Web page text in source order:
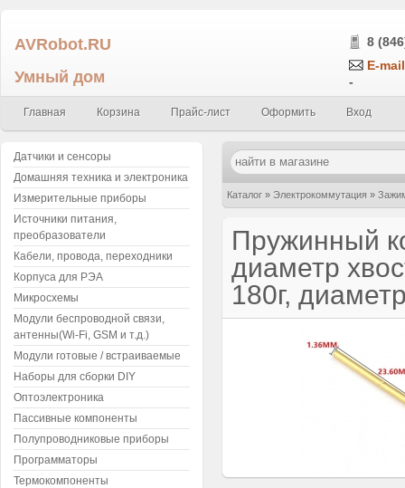
AVRobot.RU
Умный дом
8
E-
-
Главная Корзина Прайс-лист Оформить Вход
Каталог » Электрокоммутация »
Пружинный
диаметр
180г,
Датчики и сенсоры
Домашняя техника и электроника
Измерительные приборы
Источники питания,
преобразователи
Кабели, провода, переходники
Корпуса для РЭА
Микросхемы
Модули беспроводной связи,
антенны(Wi-Fi, GSM и т.д.)
Модули готовые / встраиваемые
Наборы для сборки DIY
Оптоэлектроника
Пассивные компоненты
Полупроводниковые приборы
Программаторы
Термокомпоненты